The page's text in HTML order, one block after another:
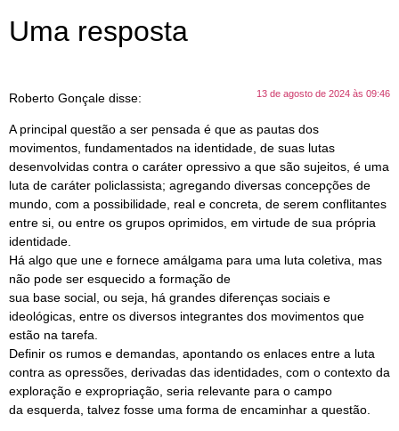
Uma resposta
Roberto Gonçale disse: 13 de agosto de 2024 às 09:46
A principal questão a ser pensada é que as pautas dos
movimentos, fundamentados na identidade, de suas lutas
desenvolvidas contra o caráter opressivo a que são sujeitos, é uma
luta de caráter policlassista; agregando diversas concepções de
mundo, com a possibilidade, real e concreta, de serem conflitantes
entre si, ou entre os grupos oprimidos, em virtude de sua própria
identidade.
Há algo que une e fornece amálgama para uma luta coletiva, mas
não pode ser esquecido a formação de
sua base social, ou seja, há grandes diferenças sociais e
ideológicas, entre os diversos integrantes dos movimentos que
estão na tarefa.
Definir os rumos e demandas, apontando os enlaces entre a luta
contra as opressões, derivadas das identidades, com o contexto da
exploração e expropriação, seria relevante para o campo
da esquerda, talvez fosse uma forma de encaminhar a questão.